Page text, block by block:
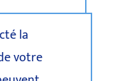
la
votre